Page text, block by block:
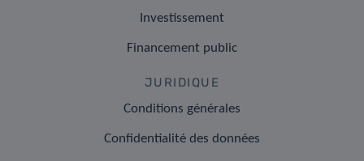
Investissement
Financement public
JURIDIQUE
Conditions générales
Confidentialité des données